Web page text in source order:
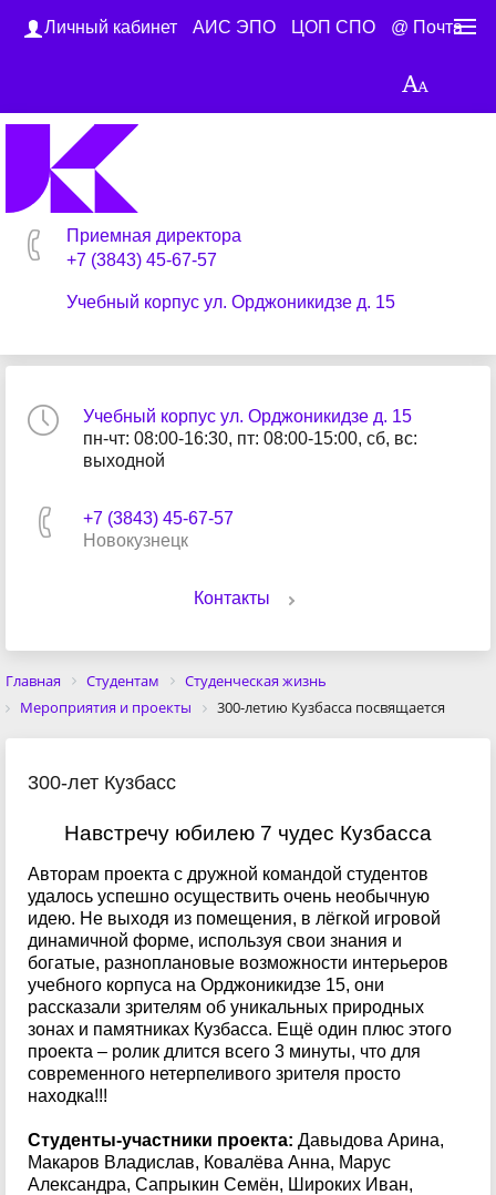
Личный кабинет АИС ЭПО ЦОП СПО @ Почта
Приемная директора
+7 (3843) 45-67-57
Учебный корпус ул. Орджоникидзе д. 15
Учебный корпус ул. Орджоникидзе д. 15
пн-чт: 08:00-16:30, пт: 08:00-15:00, сб, вс:
выходной
+7 (3843) 45-67-57
Новокузнецк
Контакты
Главная Студентам
Студенческая жизнь
Мероприятия и проекты
300-летию Кузбасса посвящается
300-лет Кузбасс
Навстречу юбилею 7 чудес Кузбасса
Авторам проекта с дружной командой студентов
удалось успешно осуществить очень необычную
идею. Не выходя из помещения, в лёгкой игровой
динамичной форме, используя свои знания и
богатые, разноплановые возможности интерьеров
учебного корпуса на Орджоникидзе 15, они
рассказали зрителям об уникальных природных
зонах и памятниках Кузбасса. Ещё один плюс этого
проекта – ролик длится всего 3 минуты, что для
современного нетерпеливого зрителя просто
находка!!!
Студенты-участники проекта: Давыдова Арина,
Макаров Владислав, Ковалёва Анна, Марус
Александра, Сапрыкин Семён, Широких Иван,